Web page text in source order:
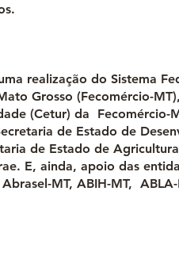
realização do Sistema
Grosso (Fecomércio-
(Cetur) da Fecomércio-
de Estado de
de Estado de
E, ainda, apoio das
MT, ABIH-MT,